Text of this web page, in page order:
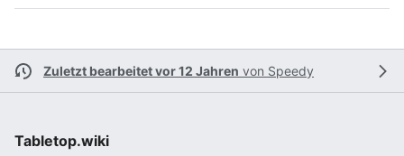
Zuletzt bearbeitet vor 12 Jahren von Speedy
Tabletop.wiki